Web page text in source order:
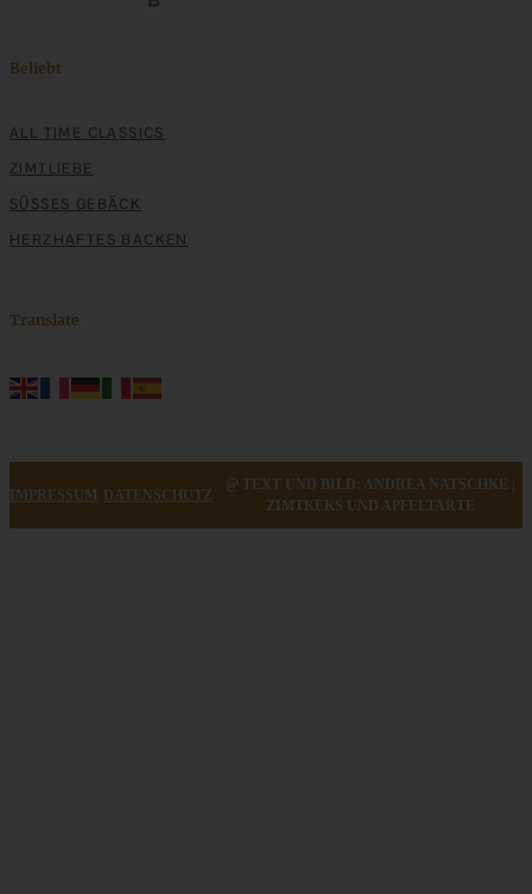
Beliebt
ALL TIME CLASSICS
ZIMTLIEBE
SÜSSES GEBÄCK
HERZHAFTES BACKEN
Translate
IMPRESSUM DATENSCHUTZ
@ TEXT UND BILD: ANDREA NATSCHKE |
ZIMTKEKS UND APFELTARTE